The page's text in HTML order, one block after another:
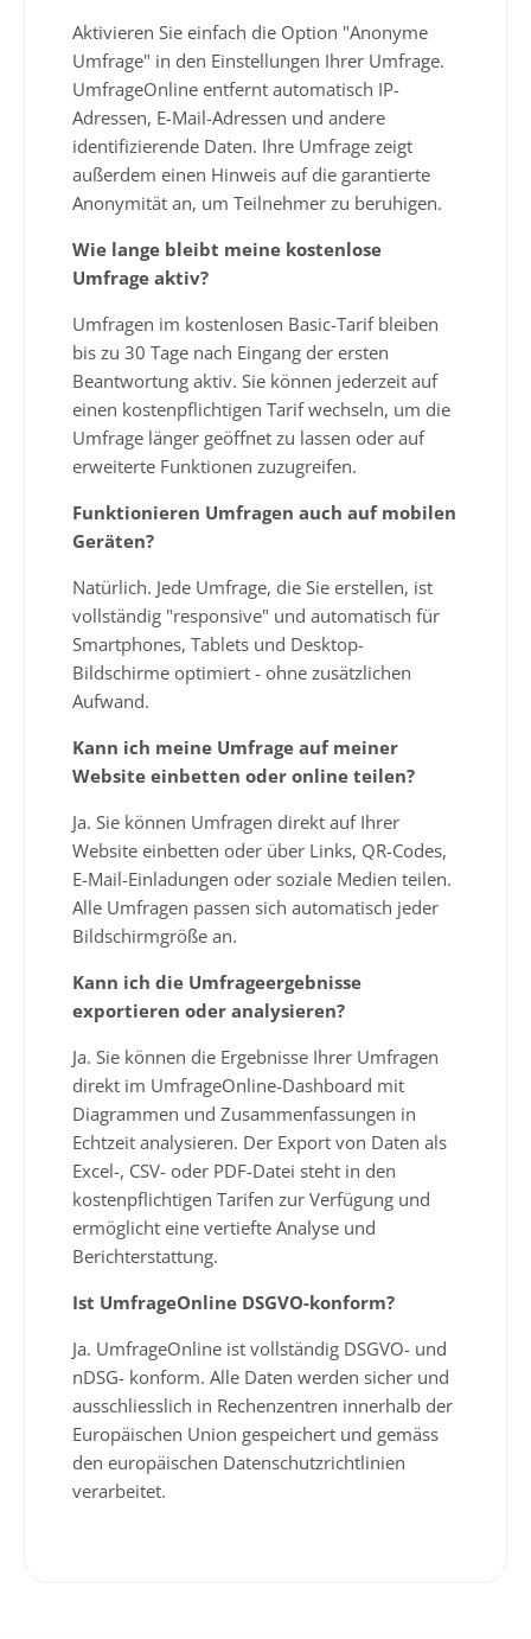
Aktivieren Sie einfach die Option "Anonyme
Umfrage" in den Einstellungen Ihrer Umfrage.
UmfrageOnline entfernt automatisch IP-
Adressen, E-Mail-Adressen und andere
identifizierende Daten. Ihre Umfrage zeigt
außerdem einen Hinweis auf die garantierte
Anonymität an, um Teilnehmer zu beruhigen.
Wie lange bleibt meine kostenlose
Umfrage aktiv?
Umfragen im kostenlosen Basic-Tarif bleiben
bis zu 30 Tage nach Eingang der ersten
Beantwortung aktiv. Sie können jederzeit auf
einen kostenpflichtigen Tarif wechseln, um die
Umfrage länger geöffnet zu lassen oder auf
erweiterte Funktionen zuzugreifen.
Funktionieren Umfragen auch auf mobilen
Geräten?
Natürlich. Jede Umfrage, die Sie erstellen, ist
vollständig "responsive" und automatisch für
Smartphones, Tablets und Desktop-
Bildschirme optimiert - ohne zusätzlichen
Aufwand.
Kann ich meine Umfrage auf meiner
Website einbetten oder online teilen?
Ja. Sie können Umfragen direkt auf Ihrer
Website einbetten oder über Links, QR-Codes,
E-Mail-Einladungen oder soziale Medien teilen.
Alle Umfragen passen sich automatisch jeder
Bildschirmgröße an.
Kann ich die Umfrageergebnisse
exportieren oder analysieren?
Ja. Sie können die Ergebnisse Ihrer Umfragen
direkt im UmfrageOnline-Dashboard mit
Diagrammen und Zusammenfassungen in
Echtzeit analysieren. Der Export von Daten als
Excel-, CSV- oder PDF-Datei steht in den
kostenpflichtigen Tarifen zur Verfügung und
ermöglicht eine vertiefte Analyse und
Berichterstattung.
Ist UmfrageOnline DSGVO-konform?
Ja. UmfrageOnline ist vollständig DSGVO- und
nDSG- konform. Alle Daten werden sicher und
ausschliesslich in Rechenzentren innerhalb der
Europäischen Union gespeichert und gemäss
den europäischen Datenschutzrichtlinien
verarbeitet.